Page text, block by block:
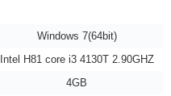
Windows 7(64bit)
Intel H81 core i3 4130T 2.90GHZ
4GB